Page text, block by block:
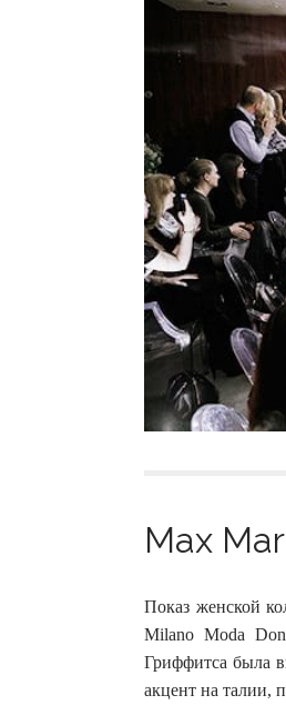
Max
Показ женской
Milano Moda
Гриффитса была
акцент на талии,